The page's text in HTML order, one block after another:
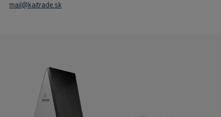
mail@kaitrade.sk